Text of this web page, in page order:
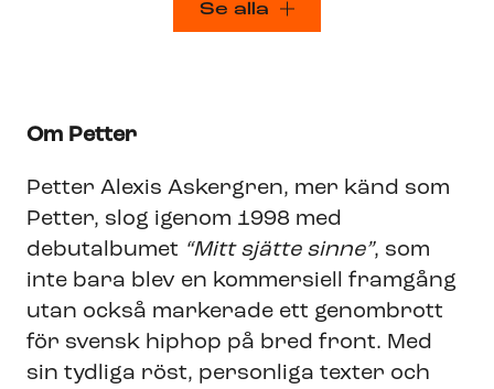
Se alla
Om Petter
Petter Alexis Askergren, mer känd som
Petter, slog igenom 1998 med
debutalbumet “Mitt sjätte sinne”, som
inte bara blev en kommersiell framgång
utan också markerade ett genombrott
för svensk hiphop på bred front. Med
sin tydliga röst, personliga texter och